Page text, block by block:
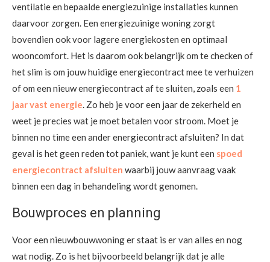
ventilatie en bepaalde energiezuinige installaties kunnen
daarvoor zorgen. Een energiezuinige woning zorgt
bovendien ook voor lagere energiekosten en optimaal
wooncomfort. Het is daarom ook belangrijk om te checken of
het slim is om jouw huidige energiecontract mee te verhuizen
of om een nieuw energiecontract af te sluiten, zoals een 1
jaar vast energie. Zo heb je voor een jaar de zekerheid en
weet je precies wat je moet betalen voor stroom. Moet je
binnen no time een ander energiecontract afsluiten? In dat
geval is het geen reden tot paniek, want je kunt een spoed
energiecontract afsluiten waarbij jouw aanvraag vaak
binnen een dag in behandeling wordt genomen.
Bouwproces en planning
Voor een nieuwbouwwoning er staat is er van alles en nog
wat nodig. Zo is het bijvoorbeeld belangrijk dat je alle